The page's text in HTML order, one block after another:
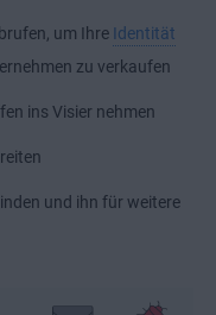
um Ihre Identität
zu verkaufen
ins Visier nehmen
und ihn für weitere